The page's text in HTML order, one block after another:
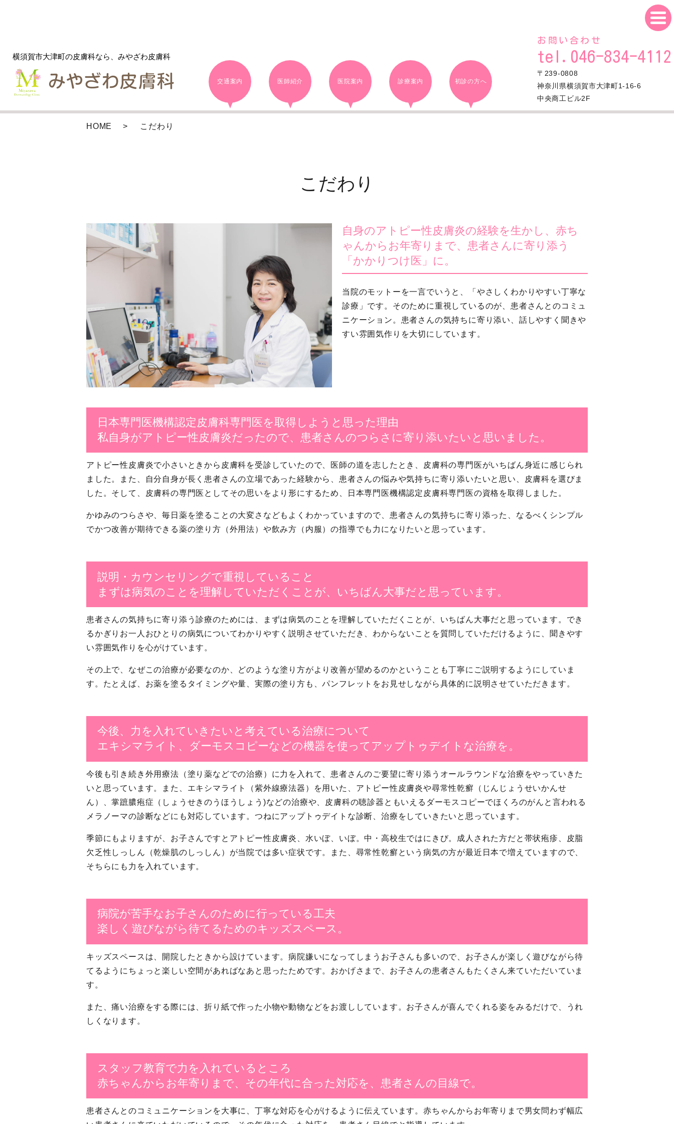
横須賀市大津町の皮膚科なら、みやざわ皮膚科
交通案内 医師紹介 医院案内 診療案内 初診の方へ
お問い合わせ
tel.046-834-4112
〒239-0808
神奈川県横須賀市大津町1-16-6
中央商工ビル2F
HOME こだわり
こだわり
自身のアトピー性皮膚炎の経験を生かし、赤ち
ゃんからお年寄りまで、患者さんに寄り添う
「かかりつけ医」に。
当院のモットーを一言でいうと、「やさしくわかりやすい丁寧な
診療」です。そのために重視しているのが、患者さんとのコミュ
ニケーション。患者さんの気持ちに寄り添い、話しやすく聞きや
すい雰囲気作りを大切にしています。
日本専門医機構認定皮膚科専門医を取得しようと思った理由
私自身がアトピー性皮膚炎だったので、患者さんのつらさに寄り添いたいと思いました。
アトピー性皮膚炎で小さいときから皮膚科を受診していたので、医師の道を志したとき、皮膚科の専門医がいちばん身近に感じられ
ました。また、自分自身が長く患者さんの立場であった経験から、患者さんの悩みや気持ちに寄り添いたいと思い、皮膚科を選びま
した。そして、皮膚科の専門医としてその思いをより形にするため、日本専門医機構認定皮膚科専門医の資格を取得しました。
かゆみのつらさや、毎日薬を塗ることの大変さなどもよくわかっていますので、患者さんの気持ちに寄り添った、なるべくシンプル
でかつ改善が期待できる薬の塗り方（外用法）や飲み方（内服）の指導でも力になりたいと思っています。
説明・カウンセリングで重視していること
まずは病気のことを理解していただくことが、いちばん大事だと思っています。
患者さんの気持ちに寄り添う診療のためには、まずは病気のことを理解していただくことが、いちばん大事だと思っています。でき
るかぎりお一人おひとりの病気についてわかりやすく説明させていただき、わからないことを質問していただけるように、聞きやす
い雰囲気作りを心がけています。
その上で、なぜこの治療が必要なのか、どのような塗り方がより改善が望めるのかということも丁寧にご説明するようにしていま
す。たとえば、お薬を塗るタイミングや量、実際の塗り方も、パンフレットをお見せしながら具体的に説明させていただきます。
今後、力を入れていきたいと考えている治療について
エキシマライト、ダーモスコピーなどの機器を使ってアップトゥデイトな治療を。
今後も引き続き外用療法（塗り薬などでの治療）に力を入れて、患者さんのご要望に寄り添うオールラウンドな治療をやっていきた
いと思っています。また、エキシマライト（紫外線療法器）を用いた、アトピー性皮膚炎や尋常性乾癬（じんじょうせいかんせ
ん）、掌蹠膿疱症（しょうせきのうほうしょう)などの治療や、皮膚科の聴診器ともいえるダーモスコピーでほくろのがんと言われる
メラノーマの診断などにも対応しています。つねにアップトゥデイトな診断、治療をしていきたいと思っています。
季節にもよりますが、お子さんですとアトピー性皮膚炎、水いぼ、いぼ。中・高校生ではにきび。成人された方だと帯状疱疹、皮脂
欠乏性しっしん（乾燥肌のしっしん）が当院では多い症状です。また、尋常性乾癬という病気の方が最近日本で増えていますので、
そちらにも力を入れています。
病院が苦手なお子さんのために行っている工夫
楽しく遊びながら待てるためのキッズスペース。
キッズスペースは、開院したときから設けています。病院嫌いになってしまうお子さんも多いので、お子さんが楽しく遊びながら待
てるようにちょっと楽しい空間があればなあと思ったためです。おかげさまで、お子さんの患者さんもたくさん来ていただいていま
す。
また、痛い治療をする際には、折り紙で作った小物や動物などをお渡ししています。お子さんが喜んでくれる姿をみるだけで、うれ
しくなります。
スタッフ教育で力を入れているところ
赤ちゃんからお年寄りまで、その年代に合った対応を、患者さんの目線で。
患者さんとのコミュニケーションを大事に、丁寧な対応を心がけるように伝えています。赤ちゃんからお年寄りまで男女問わず幅広